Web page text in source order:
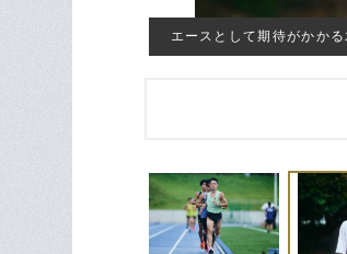
エースとして期待がか